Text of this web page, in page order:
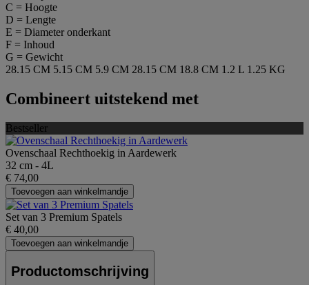
C = Hoogte
D = Lengte
E = Diameter onderkant
F = Inhoud
G = Gewicht
28.15 CM 5.15 CM 5.9 CM 28.15 CM 18.8 CM 1.2 L 1.25 KG
Combineert uitstekend met
Bestseller
Ovenschaal Rechthoekig in Aardewerk
32 cm - 4L
€ 74,00
Toevoegen aan winkelmandje
Set van 3 Premium Spatels
€ 40,00
Toevoegen aan winkelmandje
Productomschrijving